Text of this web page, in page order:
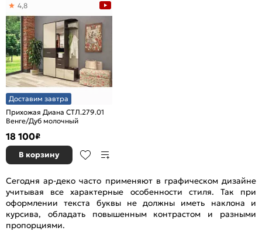
Доставим завтра
Прихожая Диана СТЛ.279.01
Венге/Дуб молочный
4,8
18 100₽
В корзину
Сегодня ар-деко часто применяют в графическом дизайне
учитывая все характерные особенности стиля. Так при
оформлении текста буквы не должны иметь наклона и
курсива, обладать повышенным контрастом и разными
пропорциями.